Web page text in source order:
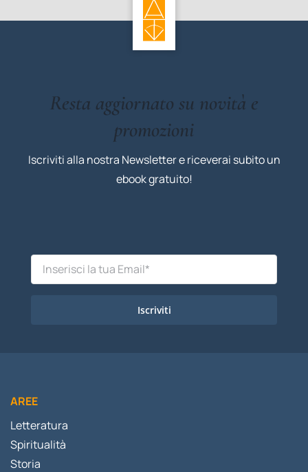
Resta aggiornato su novità e
promozioni
Iscriviti alla nostra Newsletter e riceverai subito un
ebook gratuito!
Iscriviti
AREE
Letteratura
Spiritualità
Storia